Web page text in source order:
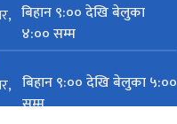
बिहान ९:०० देखि बेलुका
४:०० सम्म
बिहान ९:०० देखि बेलुका ५:००
सम्म